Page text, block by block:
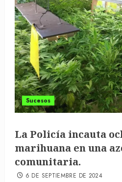
Sucesos
La Policía incauta
marihuana en una
comunitaria.
6 DE SEPTIEMBRE DE 2024